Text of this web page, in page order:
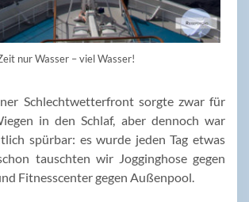
nur Wasser – viel Wasser!
Schlechtwetterfront sorgte zwar für
in den Schlaf, aber dennoch war
spürbar: es wurde jeden Tag etwas
tauschten wir Jogginghose gegen
Fitnesscenter gegen Außenpool.